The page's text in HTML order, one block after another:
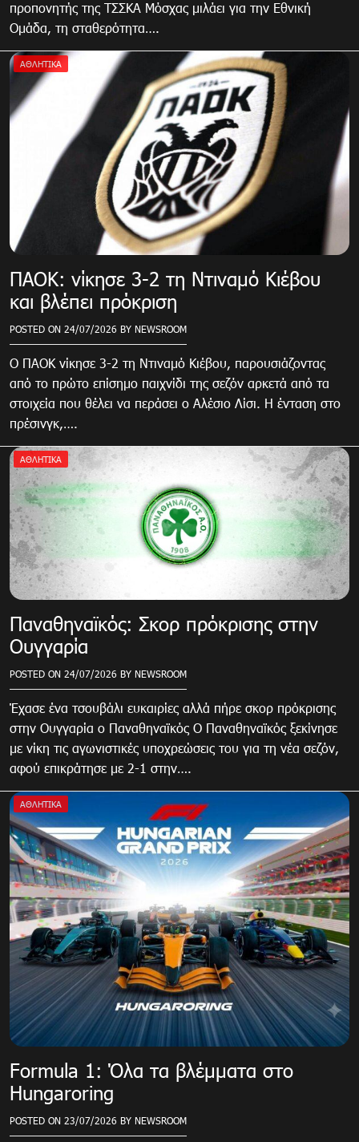
προπονητής της ΤΣΣΚΑ Μόσχας μιλάει για την Εθνική
Ομάδα, τη σταθερότητα….
ΑΘΛΗΤΙΚΑ
ΠΑΟΚ: νίκησε 3-2 τη Ντιναμό Κιέβου
και βλέπει πρόκριση
POSTED ON 24/07/2026 BY NEWSROOM
Ο ΠΑΟΚ νίκησε 3-2 τη Ντιναμό Κιέβου, παρουσιάζοντας
από το πρώτο επίσημο παιχνίδι της σεζόν αρκετά από τα
στοιχεία που θέλει να περάσει ο Αλέσιο Λίσι. Η ένταση στο
πρέσινγκ,….
ΑΘΛΗΤΙΚΑ
Παναθηναϊκός: Σκορ πρόκρισης στην
Ουγγαρία
POSTED ON 24/07/2026 BY NEWSROOM
Έχασε ένα τσουβάλι ευκαιρίες αλλά πήρε σκορ πρόκρισης
στην Ουγγαρία ο Παναθηναϊκός Ο Παναθηναϊκός ξεκίνησε
με νίκη τις αγωνιστικές υποχρεώσεις του για τη νέα σεζόν,
αφού επικράτησε με 2-1 στην….
ΑΘΛΗΤΙΚΑ
Formula 1: Όλα τα βλέμματα στο
Hungaroring
POSTED ON 23/07/2026 BY NEWSROOM